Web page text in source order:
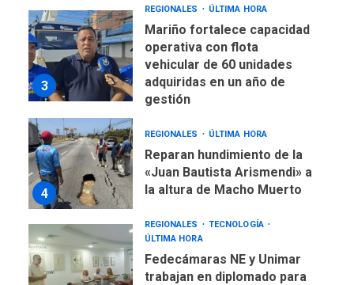
3
REGIONALES ÚLTIMA HORA
Mariño fortalece capacidad
operativa con flota
vehicular de 60 unidades
adquiridas en un año de
gestión
4
REGIONALES ÚLTIMA HORA
Reparan hundimiento de la
«Juan Bautista Arismendi» a
la altura de Macho Muerto
REGIONALES
TECNOLOGÍA
ÚLTIMA HORA
Fedecámaras NE y Unimar
trabajan en diplomado para